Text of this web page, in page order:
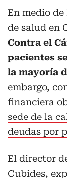
En medio
de salud en
Contra el
pacientes
la mayoría
embargo,
financiera
sede de la
deudas por
El director
Cubides,